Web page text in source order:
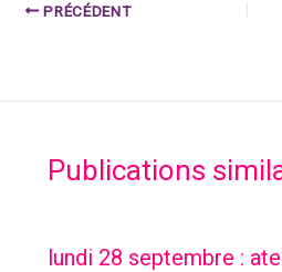
PRÉCÉDENT
Publications
lundi 28 septembre :